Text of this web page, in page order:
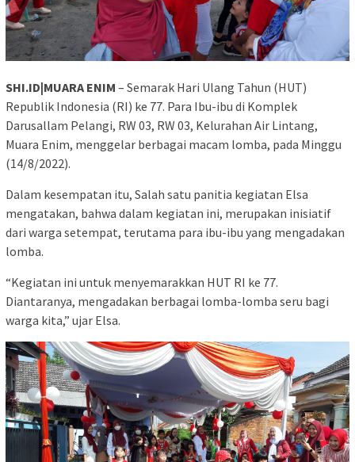
SHI.ID|MUARA ENIM – Semarak Hari Ulang Tahun (HUT)
Republik Indonesia (RI) ke 77. Para Ibu-ibu di Komplek
Darusallam Pelangi, RW 03, RW 03, Kelurahan Air Lintang,
Muara Enim, menggelar berbagai macam lomba, pada Minggu
(14/8/2022).
Dalam kesempatan itu, Salah satu panitia kegiatan Elsa
mengatakan, bahwa dalam kegiatan ini, merupakan inisiatif
dari warga setempat, terutama para ibu-ibu yang mengadakan
lomba.
“Kegiatan ini untuk menyemarakkan HUT RI ke 77.
Diantaranya, mengadakan berbagai lomba-lomba seru bagi
warga kita,” ujar Elsa.